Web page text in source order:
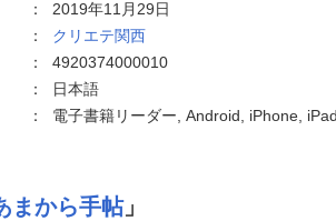
： 2019年11月29日
： クリエテ関西
： 4920374000010
：
日本語
： 電子書籍リーダー, Android, iPhone,
まから手帖」